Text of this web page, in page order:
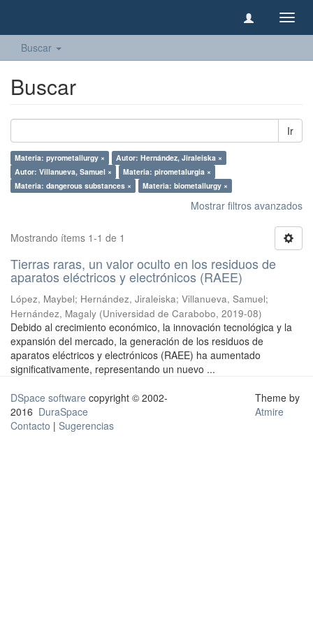
Buscar
Buscar
Ir
Materia: pyrometallurgy ×
Autor: Hernández, Jiraleiska ×
Autor: Villanueva, Samuel ×
Materia: pirometalurgia ×
Materia: dangerous substances ×
Materia: biometallurgy ×
Mostrar filtros avanzados
Mostrando ítems 1-1 de 1
Tierras raras, un valor oculto en los residuos de
aparatos eléctricos y electrónicos (RAEE)
López, Maybel; Hernández, Jiraleiska; Villanueva, Samuel;
Hernández, Magaly (Universidad de Carabobo, 2019-08)
Debido al crecimiento económico, la innovación tecnológica y la
expansión del mercado, la generación de los residuos de
aparatos eléctricos y electrónicos (RAEE) ha aumentado
significativamente, representando un nuevo ...
DSpace software copyright © 2002-
2016 DuraSpace
Contacto | Sugerencias
Theme by
Atmire